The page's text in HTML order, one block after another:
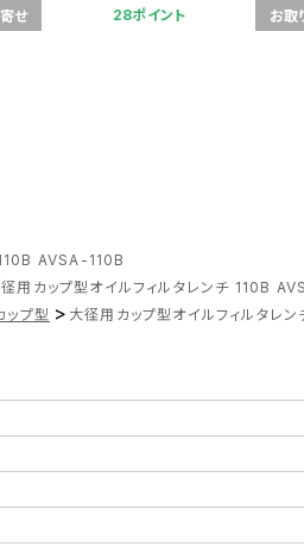
せ 28ポイント お取
AVSA-110B
用カップ型オイルフィルタレンチ 110B
ップ型 > 大径用カップ型オイルフィルタレ